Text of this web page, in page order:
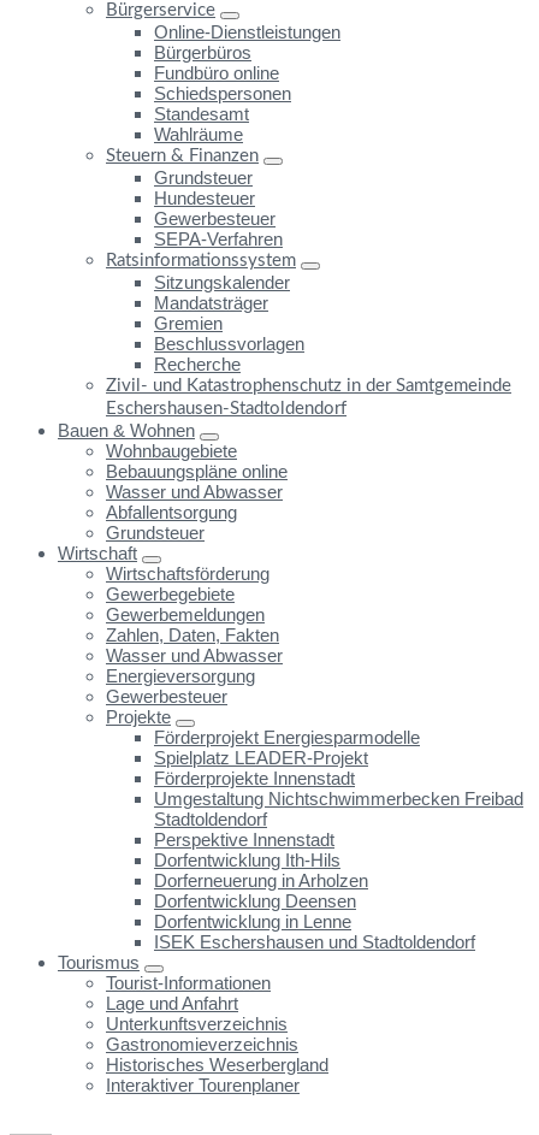
Bürgerservice
Online-Dienstleistungen
Bürgerbüros
Fundbüro online
Schiedspersonen
Standesamt
Wahlräume
Steuern & Finanzen
Grundsteuer
Hundesteuer
Gewerbesteuer
SEPA-Verfahren
Ratsinformationssystem
Sitzungskalender
Mandatsträger
Gremien
Beschlussvorlagen
Recherche
Zivil- und Katastrophenschutz in der Samtgemeinde
Eschershausen-Stadtoldendorf
Bauen & Wohnen
Wohnbaugebiete
Bebauungspläne online
Wasser und Abwasser
Abfallentsorgung
Grundsteuer
Wirtschaft
Wirtschaftsförderung
Gewerbegebiete
Gewerbemeldungen
Zahlen, Daten, Fakten
Wasser und Abwasser
Energieversorgung
Gewerbesteuer
Projekte
Förderprojekt Energiesparmodelle
Spielplatz LEADER-Projekt
Förderprojekte Innenstadt
Umgestaltung Nichtschwimmerbecken Freibad
Stadtoldendorf
Perspektive Innenstadt
Dorfentwicklung Ith-Hils
Dorferneuerung in Arholzen
Dorfentwicklung Deensen
Dorfentwicklung in Lenne
ISEK Eschershausen und Stadtoldendorf
Tourismus
Tourist-Informationen
Lage und Anfahrt
Unterkunftsverzeichnis
Gastronomieverzeichnis
Historisches Weserbergland
Interaktiver Tourenplaner